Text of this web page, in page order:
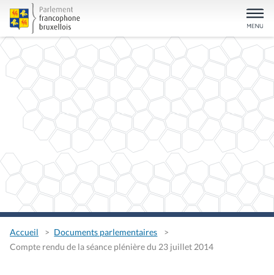
Accueil
Documents parlementaires
Compte rendu de la séance plénière du 23 juillet 2014